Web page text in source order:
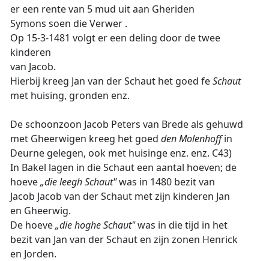
er een rente van 5 mud uit aan Gheriden
Symons soen die Verwer .
Op 15-3-1481 volgt er een deling door de twee
kinderen
van Jacob.
Hierbij kreeg Jan van der Schaut het goed feSchaut
met huising, gronden enz.
De schoonzoon Jacob Peters van Brede als gehuwd
met Gheerwigen kreeg het goed den Molenhoffin
Deurne gelegen, ook met huisinge enz. enz. C43)
In Bakel lagen in die Schaut een aantal hoeven; de
hoeve„die leegh Schaut"was in 1480 bezit van
Jacob Jacob van der Schaut met zijn kinderen Jan
en Gheerwig.
De hoeve„die hoghe Schaut"was in die tijd in het
bezit van Jan van der Schaut en zijn zonen Henrick
en Jorden.